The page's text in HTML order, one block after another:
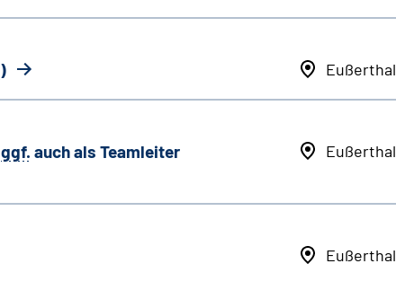
) Eußerthal
ggf. auch als Teamleiter
Eußerthal
Eußerthal